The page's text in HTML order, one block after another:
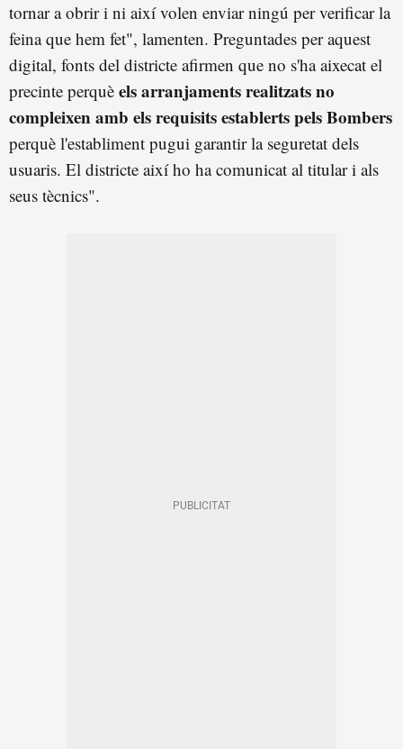
tornar a obrir i ni així volen enviar ningú per verificar la
feina que hem fet", lamenten. Preguntades per aquest
digital, fonts del districte afirmen que no s'ha aixecat el
precinte perquè els arranjaments realitzats no
compleixen amb els requisits establerts pels Bombers
perquè l'establiment pugui garantir la seguretat dels
usuaris. El districte així ho ha comunicat al titular i als
seus tècnics".